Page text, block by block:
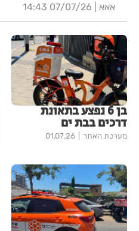
אאא | 07/07/26 14:43
בן 6 נפצע בתאונת
דרכים בבת ים
מערכת האתר 01.07.26